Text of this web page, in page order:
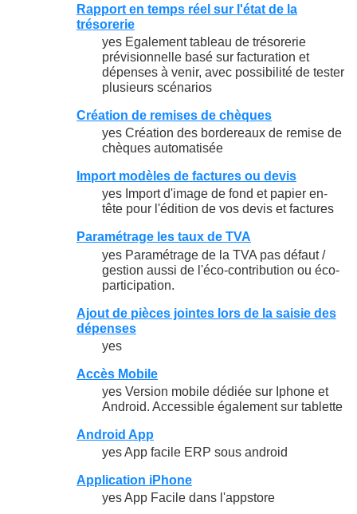
Rapport en temps réel sur l'état de la
trésorerie
yes Egalement tableau de trésorerie
prévisionnelle basé sur facturation et
dépenses à venir, avec possibilité de tester
plusieurs scénarios
Création de remises de chèques
yes Création des bordereaux de remise de
chèques automatisée
Import modèles de factures ou devis
yes Import d'image de fond et papier en-
tête pour l'édition de vos devis et factures
Paramétrage les taux de TVA
yes Paramétrage de la TVA pas défaut /
gestion aussi de l'éco-contribution ou éco-
participation.
Ajout de pièces jointes lors de la saisie des
dépenses
yes
Accès Mobile
yes Version mobile dédiée sur Iphone et
Android. Accessible également sur tablette
Android App
yes App facile ERP sous android
Application iPhone
yes App Facile dans l'appstore